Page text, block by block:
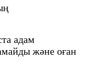
адам
және оған